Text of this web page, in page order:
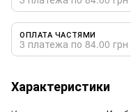
ОПЛАТА ЧАСТЯМИ
3 платежа по 84.00 грн
Характеристики